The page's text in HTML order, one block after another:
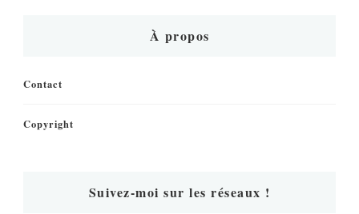
À propos
Contact
Copyright
Suivez-moi sur les réseaux !